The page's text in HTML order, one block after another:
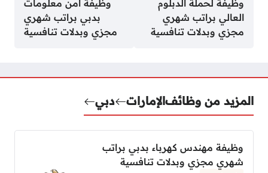
وظيفة لحملة الدبلوم
العالي براتب شهري
مجزي وبدلات تنافسية
وظيفة أمن معلومات
بدبي براتب شهري
مجزي وبدلات تنافسية
المزيد من وظائفالإمارات دبي
وظيفة مهندس كهرباء بدبي براتب
شهري مجزي وبدلات تنافسية